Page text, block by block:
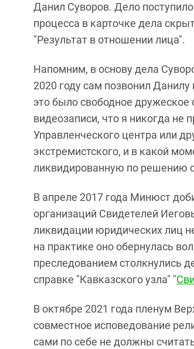
Данил Суворов. Дело
процесса в карточке дела
"Результат в отношении лица".
Напомним, в основу дела
2020 году сам позвонил Данилу
это было свободное
видеозаписи, что я никогда не
Управленческого центра или
экстремистского, и в какой
ликвидированную по решению
В апреле 2017 года Минюст
организаций Свидетелей
ликвидации юридических лиц
на практике оно обернулась
преследованием столкнулись
справке "Кавказского узла" "
В октябре 2021 года пленум
совместное исповедование
сами по себе не должны